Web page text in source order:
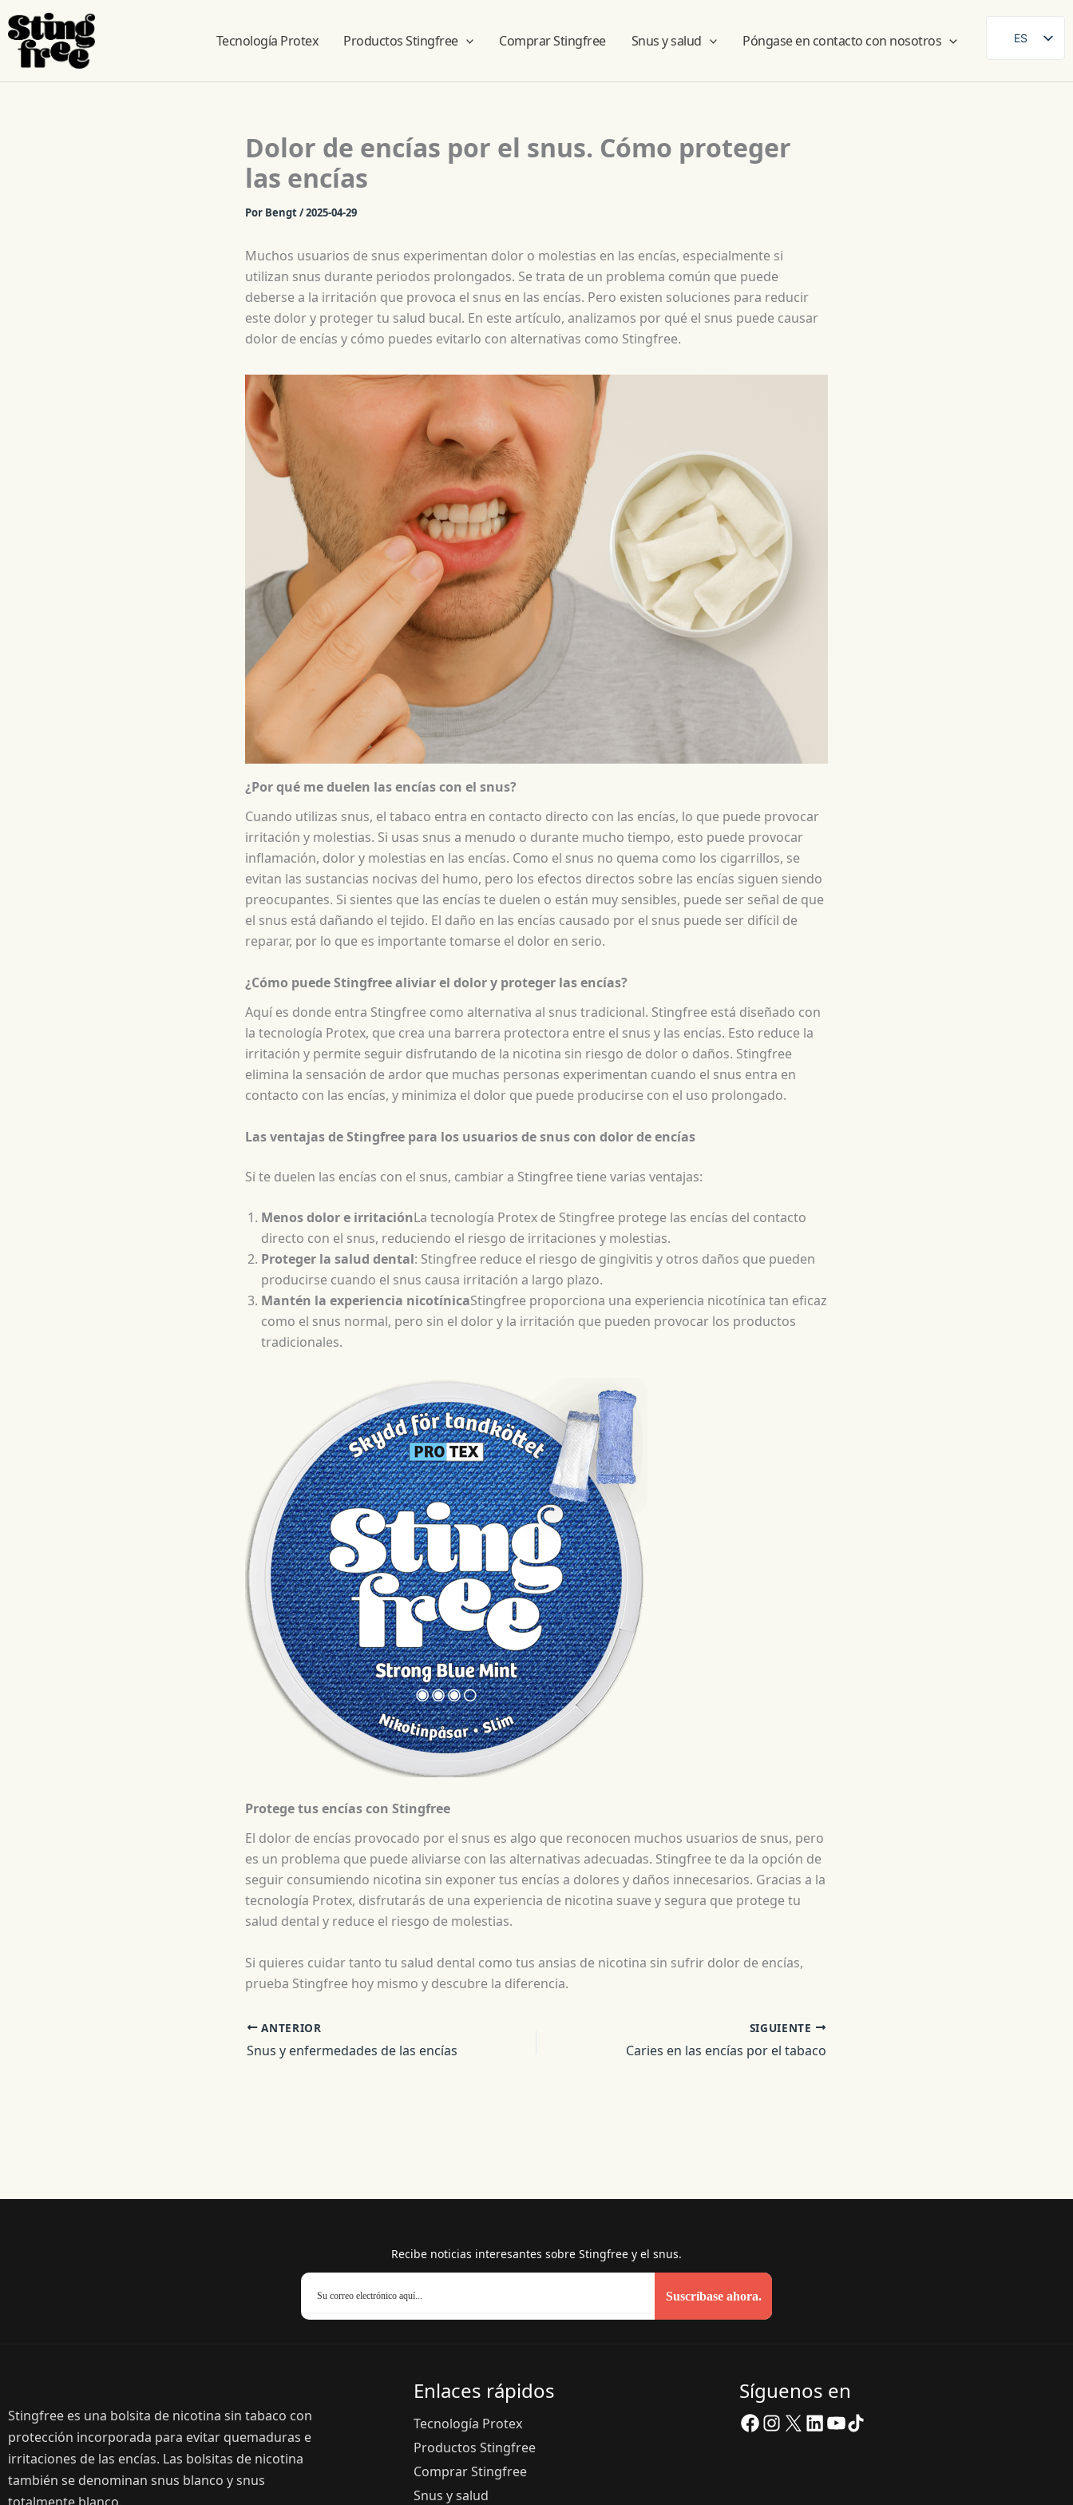
Tecnología Protex Productos Stingfree Comprar Stingfree Snus y salud Póngase en contacto con nosotros
ES
Dolor de encías por el snus. Cómo proteger
las encías
Por Bengt/2025-04-29
Muchos usuarios de snus experimentan dolor o molestias en las encías, especialmente si
utilizan snus durante periodos prolongados. Se trata de un problema común que puede
deberse a la irritación que provoca el snus en las encías. Pero existen soluciones para reducir
este dolor y proteger tu salud bucal. En este artículo, analizamos por qué el snus puede causar
dolor de encías y cómo puedes evitarlo con alternativas como Stingfree.
¿Por qué me duelen las encías con el snus?
Cuando utilizas snus, el tabaco entra en contacto directo con las encías, lo que puede provocar
irritación y molestias. Si usas snus a menudo o durante mucho tiempo, esto puede provocar
inflamación, dolor y molestias en las encías. Como el snus no quema como los cigarrillos, se
evitan las sustancias nocivas del humo, pero los efectos directos sobre las encías siguen siendo
preocupantes. Si sientes que las encías te duelen o están muy sensibles, puede ser señal de que
el snus está dañando el tejido. El daño en las encías causado por el snus puede ser difícil de
reparar, por lo que es importante tomarse el dolor en serio.
¿Cómo puede Stingfree aliviar el dolor y proteger las encías?
Aquí es donde entra Stingfree como alternativa al snus tradicional. Stingfree está diseñado con
la tecnología Protex, que crea una barrera protectora entre el snus y las encías. Esto reduce la
irritación y permite seguir disfrutando de la nicotina sin riesgo de dolor o daños. Stingfree
elimina la sensación de ardor que muchas personas experimentan cuando el snus entra en
contacto con las encías, y minimiza el dolor que puede producirse con el uso prolongado.
Las ventajas de Stingfree para los usuarios de snus con dolor de encías
Si te duelen las encías con el snus, cambiar a Stingfree tiene varias ventajas:
Menos dolor e irritaciónLa tecnología Protex de Stingfree protege las encías del contacto
directo con el snus, reduciendo el riesgo de irritaciones y molestias.
Proteger la salud dental: Stingfree reduce el riesgo de gingivitis y otros daños que pueden
producirse cuando el snus causa irritación a largo plazo.
Mantén la experiencia nicotínicaStingfree proporciona una experiencia nicotínica tan eficaz
como el snus normal, pero sin el dolor y la irritación que pueden provocar los productos
tradicionales.
Protege tus encías con Stingfree
El dolor de encías provocado por el snus es algo que reconocen muchos usuarios de snus, pero
es un problema que puede aliviarse con las alternativas adecuadas. Stingfree te da la opción de
seguir consumiendo nicotina sin exponer tus encías a dolores y daños innecesarios. Gracias a la
tecnología Protex, disfrutarás de una experiencia de nicotina suave y segura que protege tu
salud dental y reduce el riesgo de molestias.
Si quieres cuidar tanto tu salud dental como tus ansias de nicotina sin sufrir dolor de encías,
prueba Stingfree hoy mismo y descubre la diferencia.
ANTERIOR
Snus y enfermedades de las encías
SIGUIENTE
Caries en las encías por el tabaco
Recibe noticias interesantes sobre Stingfree y el snus.
Suscríbase ahora.
Stingfree es una bolsita de nicotina sin tabaco con
protección incorporada para evitar quemaduras e
irritaciones de las encías. Las bolsitas de nicotina
también se denominan snus blanco y snus
Enlaces rápidos
Tecnología Protex
Productos Stingfree
Comprar Stingfree
Snus y salud
Síguenos en
Facebook
Instagram
X LinkedIn
YouTube
TikTok